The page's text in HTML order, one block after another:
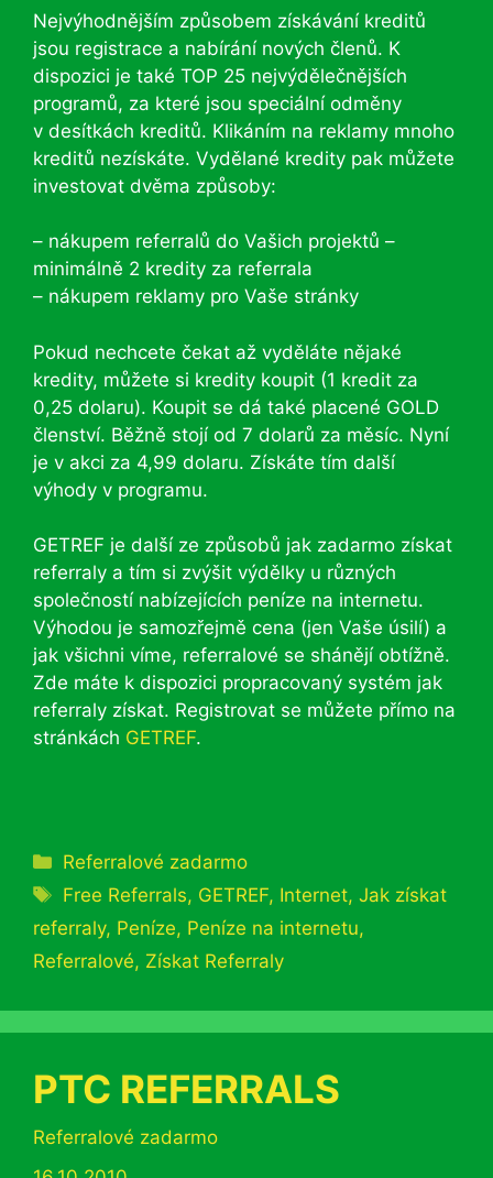
Nejvýhodnějším způsobem získávání kreditů
jsou registrace a nabírání nových členů. K
dispozici je také TOP 25 nejvýdělečnějších
programů, za které jsou speciální odměny
v desítkách kreditů. Klikáním na reklamy mnoho
kreditů nezískáte. Vydělané kredity pak můžete
investovat dvěma způsoby:
– nákupem referralů do Vašich projektů –
minimálně 2 kredity za referrala
– nákupem reklamy pro Vaše stránky
Pokud nechcete čekat až vyděláte nějaké
kredity, můžete si kredity koupit (1 kredit za
0,25 dolaru). Koupit se dá také placené GOLD
členství. Běžně stojí od 7 dolarů za měsíc. Nyní
je v akci za 4,99 dolaru. Získáte tím další
výhody v programu.
GETREF je další ze způsobů jak zadarmo získat
referraly a tím si zvýšit výdělky u různých
společností nabízejících peníze na internetu.
Výhodou je samozřejmě cena (jen Vaše úsilí) a
jak všichni víme, referralové se shánějí obtížně.
Zde máte k dispozici propracovaný systém jak
referraly získat. Registrovat se můžete přímo na
stránkách GETREF.
Rubriky
Referralové zadarmo
Štítky
Free Referrals, GETREF, Internet,Jak získat
referraly, Peníze, Peníze na internetu,
Referralové, Získat Referraly
PTC REFERRALS
Rubriky
Referralové zadarmo